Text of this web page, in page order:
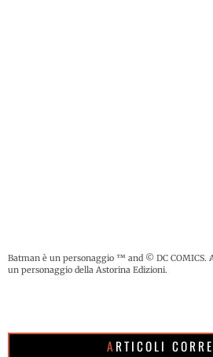
Batman è un personaggio ™ and © DC COMICS.
un personaggio della Astorina Edizioni.
ARTICOLI